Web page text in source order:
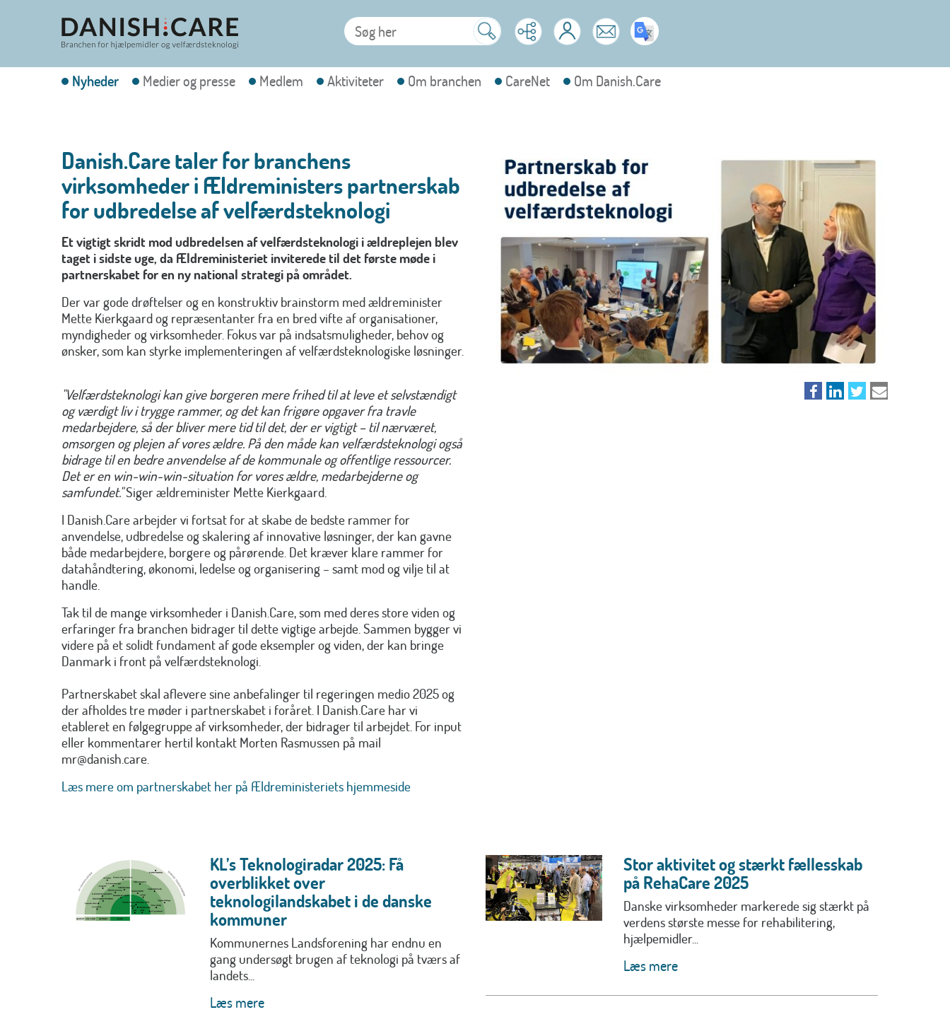
Nyheder Medier og presse Medlem Aktiviteter Om branchen CareNet Om Danish.Care
Danish.Care taler for branchens
virksomheder i Ældreministers partnerskab
for udbredelse af velfærdsteknologi
Et vigtigt skridt mod udbredelsen af velfærdsteknologi i ældreplejen blev
taget i sidste uge, da Ældreministeriet inviterede til det første møde i
partnerskabet for en ny national strategi på området.
Der var gode drøftelser og en konstruktiv brainstorm med ældreminister
Mette Kierkgaard og repræsentanter fra en bred vifte af organisationer,
myndigheder og virksomheder. Fokus var på indsatsmuligheder, behov og
ønsker, som kan styrke implementeringen af velfærdsteknologiske løsninger.
"Velfærdsteknologi kan give borgeren mere frihed til at leve et selvstændigt
og værdigt liv i trygge rammer, og det kan frigøre opgaver fra travle
medarbejdere, så der bliver mere tid til det, der er vigtigt – til nærværet,
omsorgen og plejen af vores ældre. På den måde kan velfærdsteknologi også
bidrage til en bedre anvendelse af de kommunale og offentlige ressourcer.
Det er en win-win-win-situation for vores ældre, medarbejderne og
samfundet."Siger ældreminister Mette Kierkgaard.
I Danish.Care arbejder vi fortsat for at skabe de bedste rammer for
anvendelse, udbredelse og skalering af innovative løsninger, der kan gavne
både medarbejdere, borgere og pårørende. Det kræver klare rammer for
datahåndtering, økonomi, ledelse og organisering – samt mod og vilje til at
handle.
Tak til de mange virksomheder i Danish.Care, som med deres store viden og
erfaringer fra branchen bidrager til dette vigtige arbejde. Sammen bygger vi
videre på et solidt fundament af gode eksempler og viden, der kan bringe
Danmark i front på velfærdsteknologi.
Partnerskabet skal aflevere sine anbefalinger til regeringen medio 2025 og
der afholdes tre møder i partnerskabet i foråret. I Danish.Care har vi
etableret en følgegruppe af virksomheder, der bidrager til arbejdet. For input
eller kommentarer hertil kontakt Morten Rasmussen på mail
mr@danish.care.
Læs mere om partnerskabet her på Ældreministeriets hjemmeside
KL’s Teknologiradar 2025: Få
overblikket over
teknologilandskabet i de danske
kommuner
Kommunernes Landsforening har endnu en
gang undersøgt brugen af teknologi på tværs af
landets...
Læs mere
Stor aktivitet og stærkt fællesskab
på RehaCare 2025
Danske virksomheder markerede sig stærkt på
verdens største messe for rehabilitering,
hjælpemidler...
Læs mere